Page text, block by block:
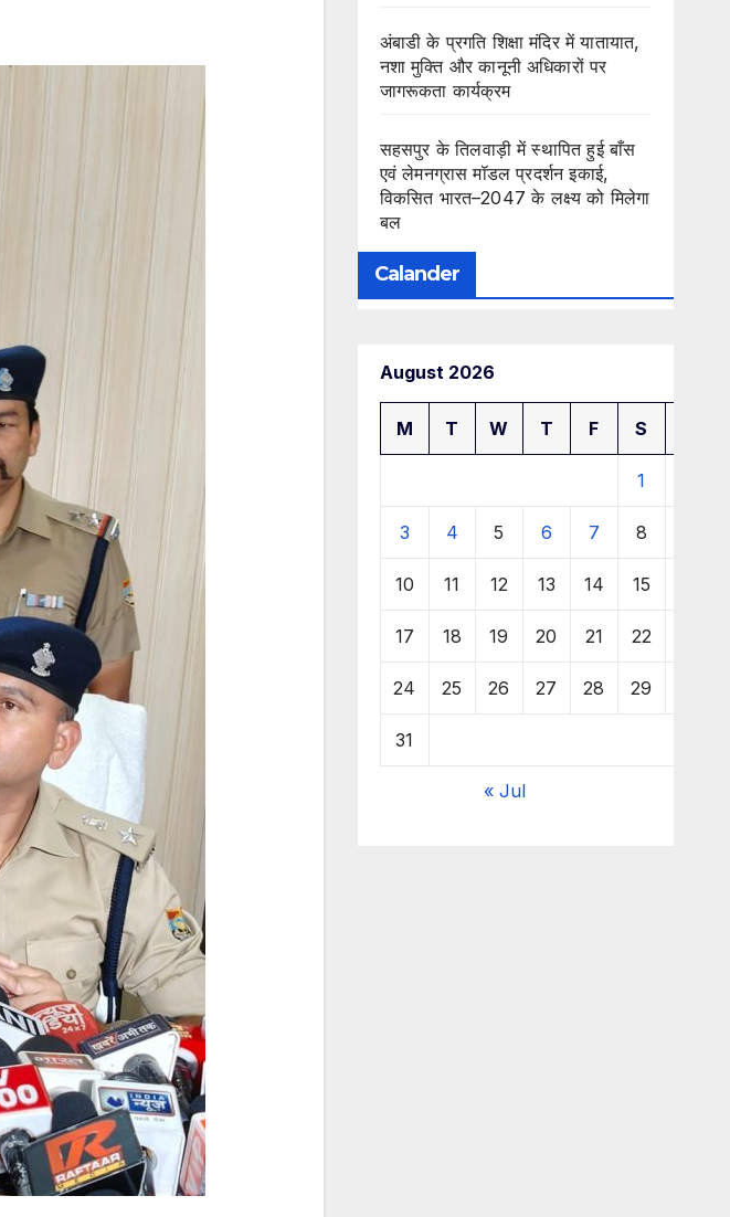
अंबाडी के प्रगति शिक्षा मंदिर में यातायात,
नशा मुक्ति और कानूनी अधिकारों पर
जागरूकता कार्यक्रम
सहसपुर के तिलवाड़ी में स्थापित हुई बाँस
एवं लेमनग्रास मॉडल प्रदर्शन इकाई,
विकसित भारत–2047 के लक्ष्य को मिलेगा
बल
Calander
August 2026
M T W T F S
1
3 4 5 6 7 8
10 11 12 13 14 15
17 18 19 20 21 22
24 25 26 27 28 29
31
« Jul